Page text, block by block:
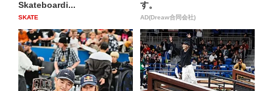
Skateboardi...
SKATE
す。
AD(Dreaw合同会社)